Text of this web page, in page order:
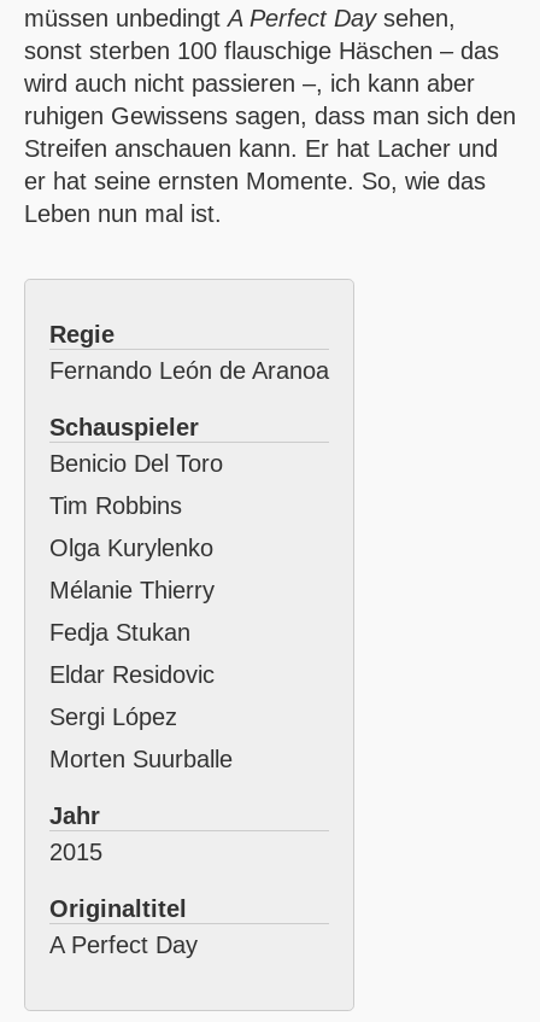
müssen unbedingtA Perfect Daysehen,
sonst sterben 100 flauschige Häschen – das
wird auch nicht passieren –, ich kann aber
ruhigen Gewissens sagen, dass man sich den
Streifen anschauen kann. Er hat Lacher und
er hat seine ernsten Momente. So, wie das
Leben nun mal ist.
Regie
Fernando León de Aranoa
Schauspieler
Benicio Del Toro
Tim Robbins
Olga Kurylenko
Mélanie Thierry
Fedja Stukan
Eldar Residovic
Sergi López
Morten Suurballe
Jahr
2015
Originaltitel
A Perfect Day